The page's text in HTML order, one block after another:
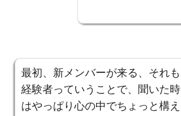
最初、新メンバーが来る、それも
経験者っていうことで、聞いた時
はやっぱり心の中でちょっと構え